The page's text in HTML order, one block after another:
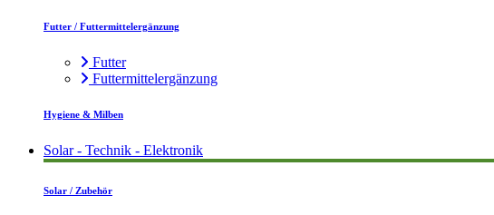
Futter / Futtermittelergänzung
Futter
Futtermittelergänzung
Hygiene & Milben
Solar - Technik - Elektronik
Solar / Zubehör